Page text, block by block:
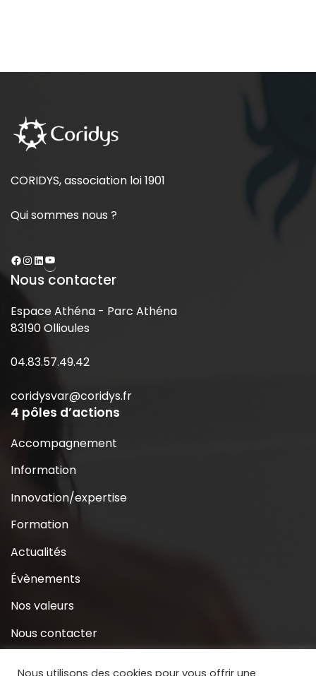
CORIDYS, association loi 1901
Qui sommes nous ?
Nous contacter
Espace Athéna - Parc Athéna
83190 Ollioules
04.83.57.49.42
coridysvar@coridys.fr
4 pôles d’actions
Accompagnement
Information
Innovation/expertise
Formation
Actualités
Évènements
Nos valeurs
Nous contacter
Nous utilisons des cookies pour vous offrir une